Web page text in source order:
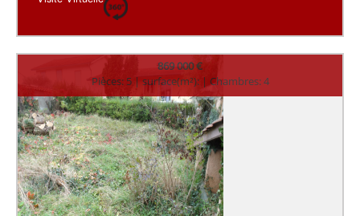
869 000 €
Pièces: 5 | surface(m²): | Chambres: 4